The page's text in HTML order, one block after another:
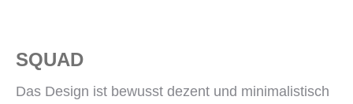
SQUAD
Das Design ist bewusst dezent und minimalistisch